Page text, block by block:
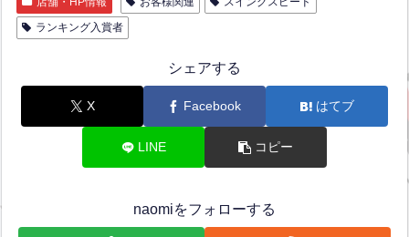
ランキング入賞者
シェアする
X Facebook はてブ
LINE コピー
naomiをフォローする